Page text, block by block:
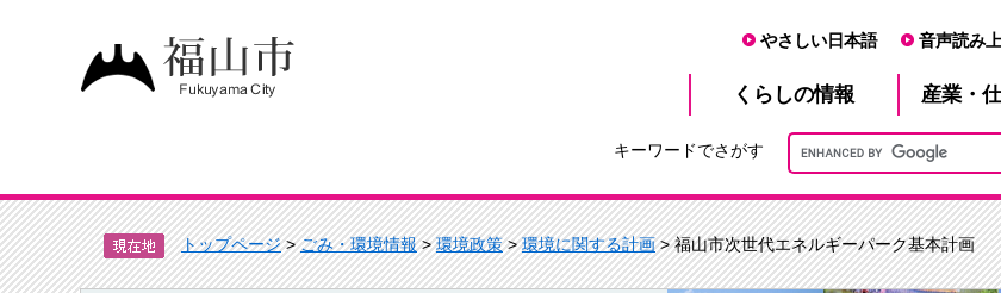
やさしい日本語 音声読み
くらしの情報 産業・
キーワードでさがす
トップページ>ごみ・環境情報>環境政策>環境に関する計画> 福山市次世代エネルギーパーク基本計画